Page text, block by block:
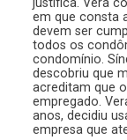
em que consta
devem ser
todos os
condomínio.
descobriu que
acreditam que
empregado.
anos, decidiu
empresa que